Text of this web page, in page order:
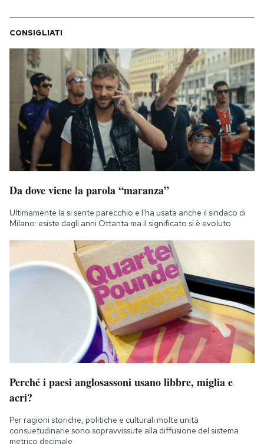
CONSIGLIATI
Da dove viene la parola “maranza”
Ultimamente la si sente parecchio e l'ha usata anche il sindaco di
Milano: esiste dagli anni Ottanta ma il significato si è evoluto
Perché i paesi anglosassoni usano libbre, miglia e
acri?
Per ragioni storiche, politiche e culturali molte unità
consuetudinarie sono sopravvissute alla diffusione del sistema
metrico decimale